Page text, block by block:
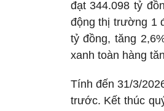
đạt 344.098 tỷ
động thị trường 1
tỷ đồng, tăng
xanh toàn hàng
Tính đến 31/3/
trước. Kết thúc